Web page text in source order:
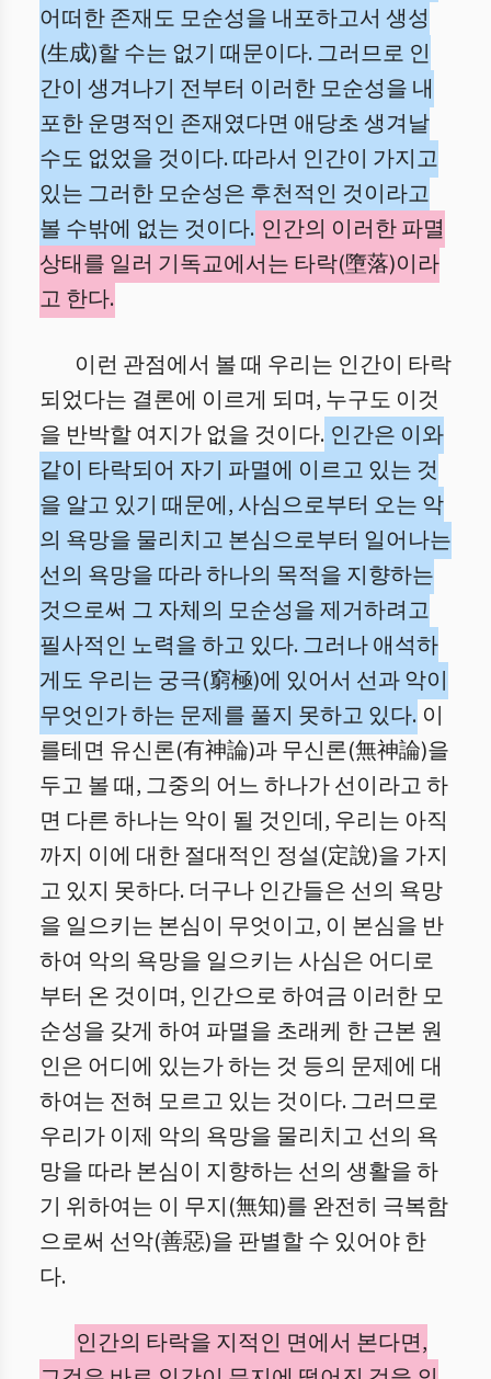
어떠한 존재도 모순성을 내포하고서 생성
(生成)할 수는 없기 때문이다. 그러므로 인
간이 생겨나기 전부터 이러한 모순성을 내
포한 운명적인 존재였다면 애당초 생겨날
수도 없었을 것이다. 따라서 인간이 가지고
있는 그러한 모순성은 후천적인 것이라고
볼 수밖에 없는 것이다. 인간의 이러한 파멸
상태를 일러 기독교에서는 타락(墮落)이라
고 한다.
이런 관점에서 볼 때 우리는 인간이 타락
되었다는 결론에 이르게 되며, 누구도 이것
을 반박할 여지가 없을 것이다. 인간은 이와
같이 타락되어 자기 파멸에 이르고 있는 것
을 알고 있기 때문에, 사심으로부터 오는 악
의 욕망을 물리치고 본심으로부터 일어나는
선의 욕망을 따라 하나의 목적을 지향하는
것으로써 그 자체의 모순성을 제거하려고
필사적인 노력을 하고 있다. 그러나 애석하
게도 우리는 궁극(窮極)에 있어서 선과 악이
무엇인가 하는 문제를 풀지 못하고 있다. 이
를테면 유신론(有神論)과 무신론(無神論)을
두고 볼 때, 그중의 어느 하나가 선이라고 하
면 다른 하나는 악이 될 것인데, 우리는 아직
까지 이에 대한 절대적인 정설(定說)을 가지
고 있지 못하다. 더구나 인간들은 선의 욕망
을 일으키는 본심이 무엇이고, 이 본심을 반
하여 악의 욕망을 일으키는 사심은 어디로
부터 온 것이며, 인간으로 하여금 이러한 모
순성을 갖게 하여 파멸을 초래케 한 근본 원
인은 어디에 있는가 하는 것 등의 문제에 대
하여는 전혀 모르고 있는 것이다. 그러므로
우리가 이제 악의 욕망을 물리치고 선의 욕
망을 따라 본심이 지향하는 선의 생활을 하
기 위하여는 이 무지(無知)를 완전히 극복함
으로써 선악(善惡)을 판별할 수 있어야 한
다.
인간의 타락을 지적인 면에서 본다면,